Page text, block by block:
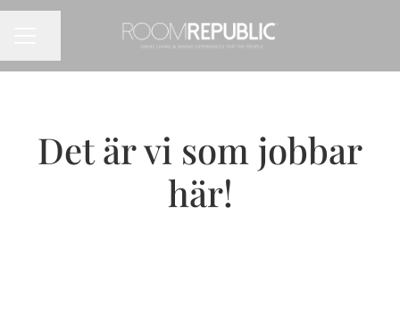
Det är vi som jobbar
här!